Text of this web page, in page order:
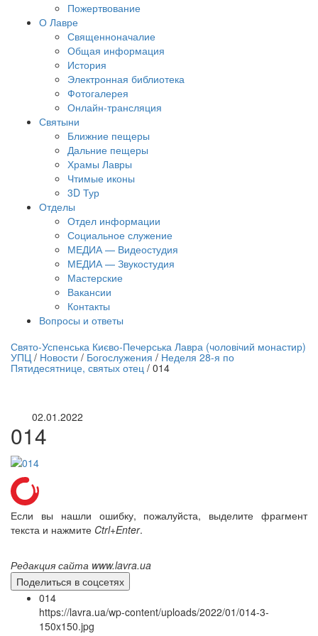
Пожертвование
О Лавре
Священноначалие
Общая информация
История
Электронная библиотека
Фотогалерея
Онлайн-трансляция
Святыни
Ближние пещеры
Дальние пещеры
Храмы Лавры
Чтимые иконы
3D Тур
Отделы
Отдел информации
Социальное служение
МЕДИА — Видеостудия
МЕДИА — Звукостудия
Мастерские
Вакансии
Контакты
Вопросы и ответы
трансляция | 12 сентября
трансляции
Свято-Успенська Києво-Печерська Лавра (чоловічий монастир)
УПЦ / Новости / Богослужения / Неделя 28-я по
Пятидесятнице, святых отец / 014
02.01.2022
014
Если вы нашли ошибку, пожалуйста, выделите фрагмент
текста и нажмите Ctrl+Enter.
Редакция сайта www.lavra.ua
Поделиться в соцсетях
014
https://lavra.ua/wp-content/uploads/2022/01/014-3-
150x150.jpg